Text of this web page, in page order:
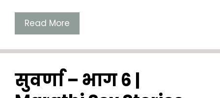
Read More
सुवर्णा – भाग 6 |